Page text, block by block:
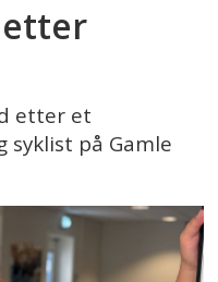
etter et
på Gamle